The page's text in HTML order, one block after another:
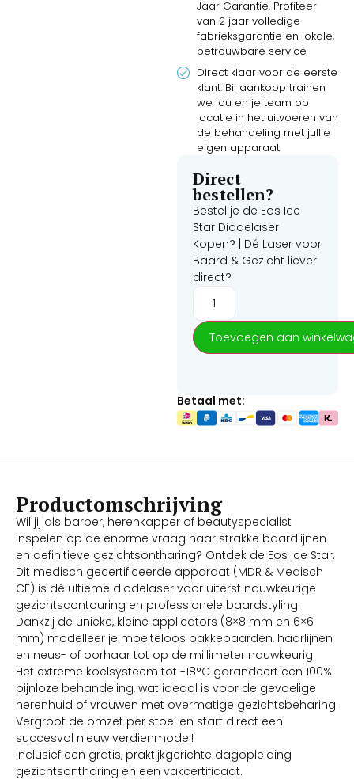
Jaar Garantie. Profiteer
van 2 jaar volledige
fabrieksgarantie en lokale,
betrouwbare service
Direct klaar voor de eerste
klant: Bij aankoop trainen
we jou en je team op
locatie in het uitvoeren van
de behandeling met jullie
eigen apparaat
Direct
bestellen?
Bestel je de Eos Ice
Star Diodelaser
Kopen? | Dé Laser voor
Baard & Gezicht liever
direct?
Toevoegen aan
Betaal met:
Productomschrijving
Wil jij als barber, herenkapper of beautyspecialist
inspelen op de enorme vraag naar strakke baardlijnen
en definitieve gezichtsontharing? Ontdek de Eos Ice Star.
Dit medisch gecertificeerde apparaat (MDR & Medisch
CE) is dé ultieme diodelaser voor uiterst nauwkeurige
gezichtscontouring en professionele baardstyling.
Dankzij de unieke, kleine applicators (8×8 mm en 6×6
mm) modelleer je moeiteloos bakkebaarden, haarlijnen
en neus- of oorhaar tot op de millimeter nauwkeurig.
Het extreme koelsysteem tot -18°C garandeert een 100%
pijnloze behandeling, wat ideaal is voor de gevoelige
herenhuid of vrouwen met overmatige gezichtsbeharing.
Vergroot de omzet per stoel en start direct een
succesvol nieuw verdienmodel!
Inclusief een gratis, praktijkgerichte dagopleiding
gezichtsontharing en een vakcertificaat.